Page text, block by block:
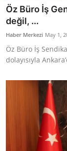
Öz Büro İş
değil, ...
Haber Merkezi May 1,
Öz Büro İş
dolayısıyla